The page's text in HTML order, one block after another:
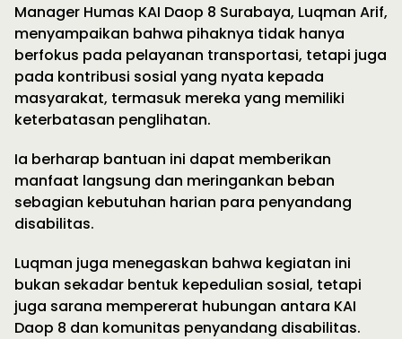
Manager Humas KAI Daop 8 Surabaya, Luqman Arif,
menyampaikan bahwa pihaknya tidak hanya
berfokus pada pelayanan transportasi, tetapi juga
pada kontribusi sosial yang nyata kepada
masyarakat, termasuk mereka yang memiliki
keterbatasan penglihatan.
Ia berharap bantuan ini dapat memberikan
manfaat langsung dan meringankan beban
sebagian kebutuhan harian para penyandang
disabilitas.
Luqman juga menegaskan bahwa kegiatan ini
bukan sekadar bentuk kepedulian sosial, tetapi
juga sarana mempererat hubungan antara KAI
Daop 8 dan komunitas penyandang disabilitas.